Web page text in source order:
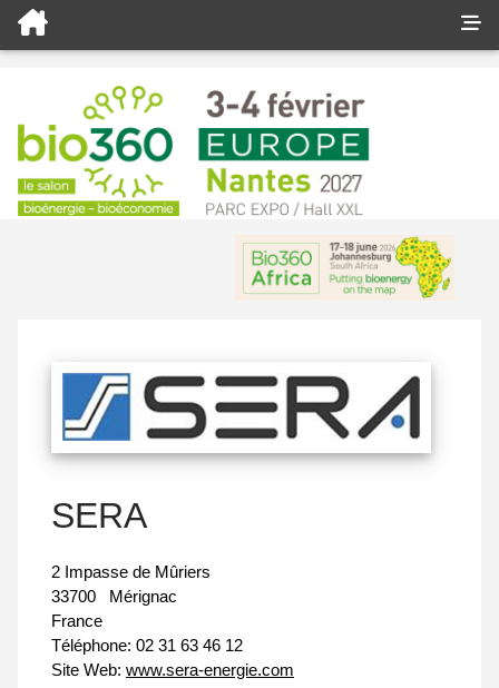
SERA
2 Impasse de Mûriers
33700
Mérignac
France
Téléphone: 02 31 63 46 12
Site Web: www.sera-energie.com